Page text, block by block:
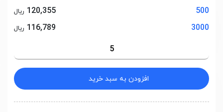
500
120,355 ریال
3000
116,789 ریال
افزودن به سبد خرید